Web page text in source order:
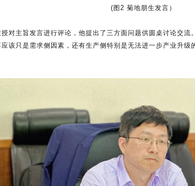
(图2 菊地朋生发言）
对主旨发言进行评论，他提出了三方面问题供圆桌讨论交
该只是需求侧因素，还有生产侧特别是无法进一步产业升